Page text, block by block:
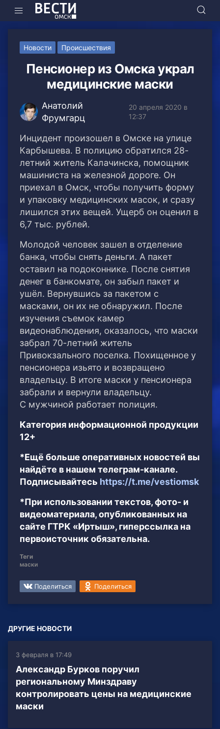
Новости Происшествия
Пенсионер из Омска украл
медицинские маски
Анатолий
Фрумгарц
20 апреля 2020 в
12:37
Инцидент произошел в Омске на улице
Карбышева. В полицию обратился 28-
летний житель Калачинска, помощник
машиниста на железной дороге. Он
приехал в Омск, чтобы получить форму
и упаковку медицинских масок, и сразу
лишился этих вещей. Ущерб он оценил в
6,7 тыс. рублей.
Молодой человек зашел в отделение
банка, чтобы снять деньги. А пакет
оставил на подоконнике. После снятия
денег в банкомате, он забыл пакет и
ушёл. Вернувшись за пакетом с
масками, он их не обнаружил. После
изучения съемок камер
видеонаблюдения, оказалось, что маски
забрал 70-летний житель
Привокзального поселка. Похищенное у
пенсионера изьято и возвращено
владельцу. В итоге маски у пенсионера
забрали и вернули владельцу.
С мужчиной работает полиция.
Категория информационной продукции
12+
*Ещё больше оперативных новостей вы
найдёте в нашем телеграм-канале.
Подписывайтесь https://t.me/vestiomsk
*При использовании текстов, фото- и
видеоматериала, опубликованных на
сайте ГТРК «Иртыш», гиперссылка на
первоисточник обязательна.
Теги
маски
Поделиться Поделиться
ДРУГИЕ НОВОСТИ
3 февраля в 17:49
Александр Бурков поручил
региональному Минздраву
контролировать цены на медицинские
маски